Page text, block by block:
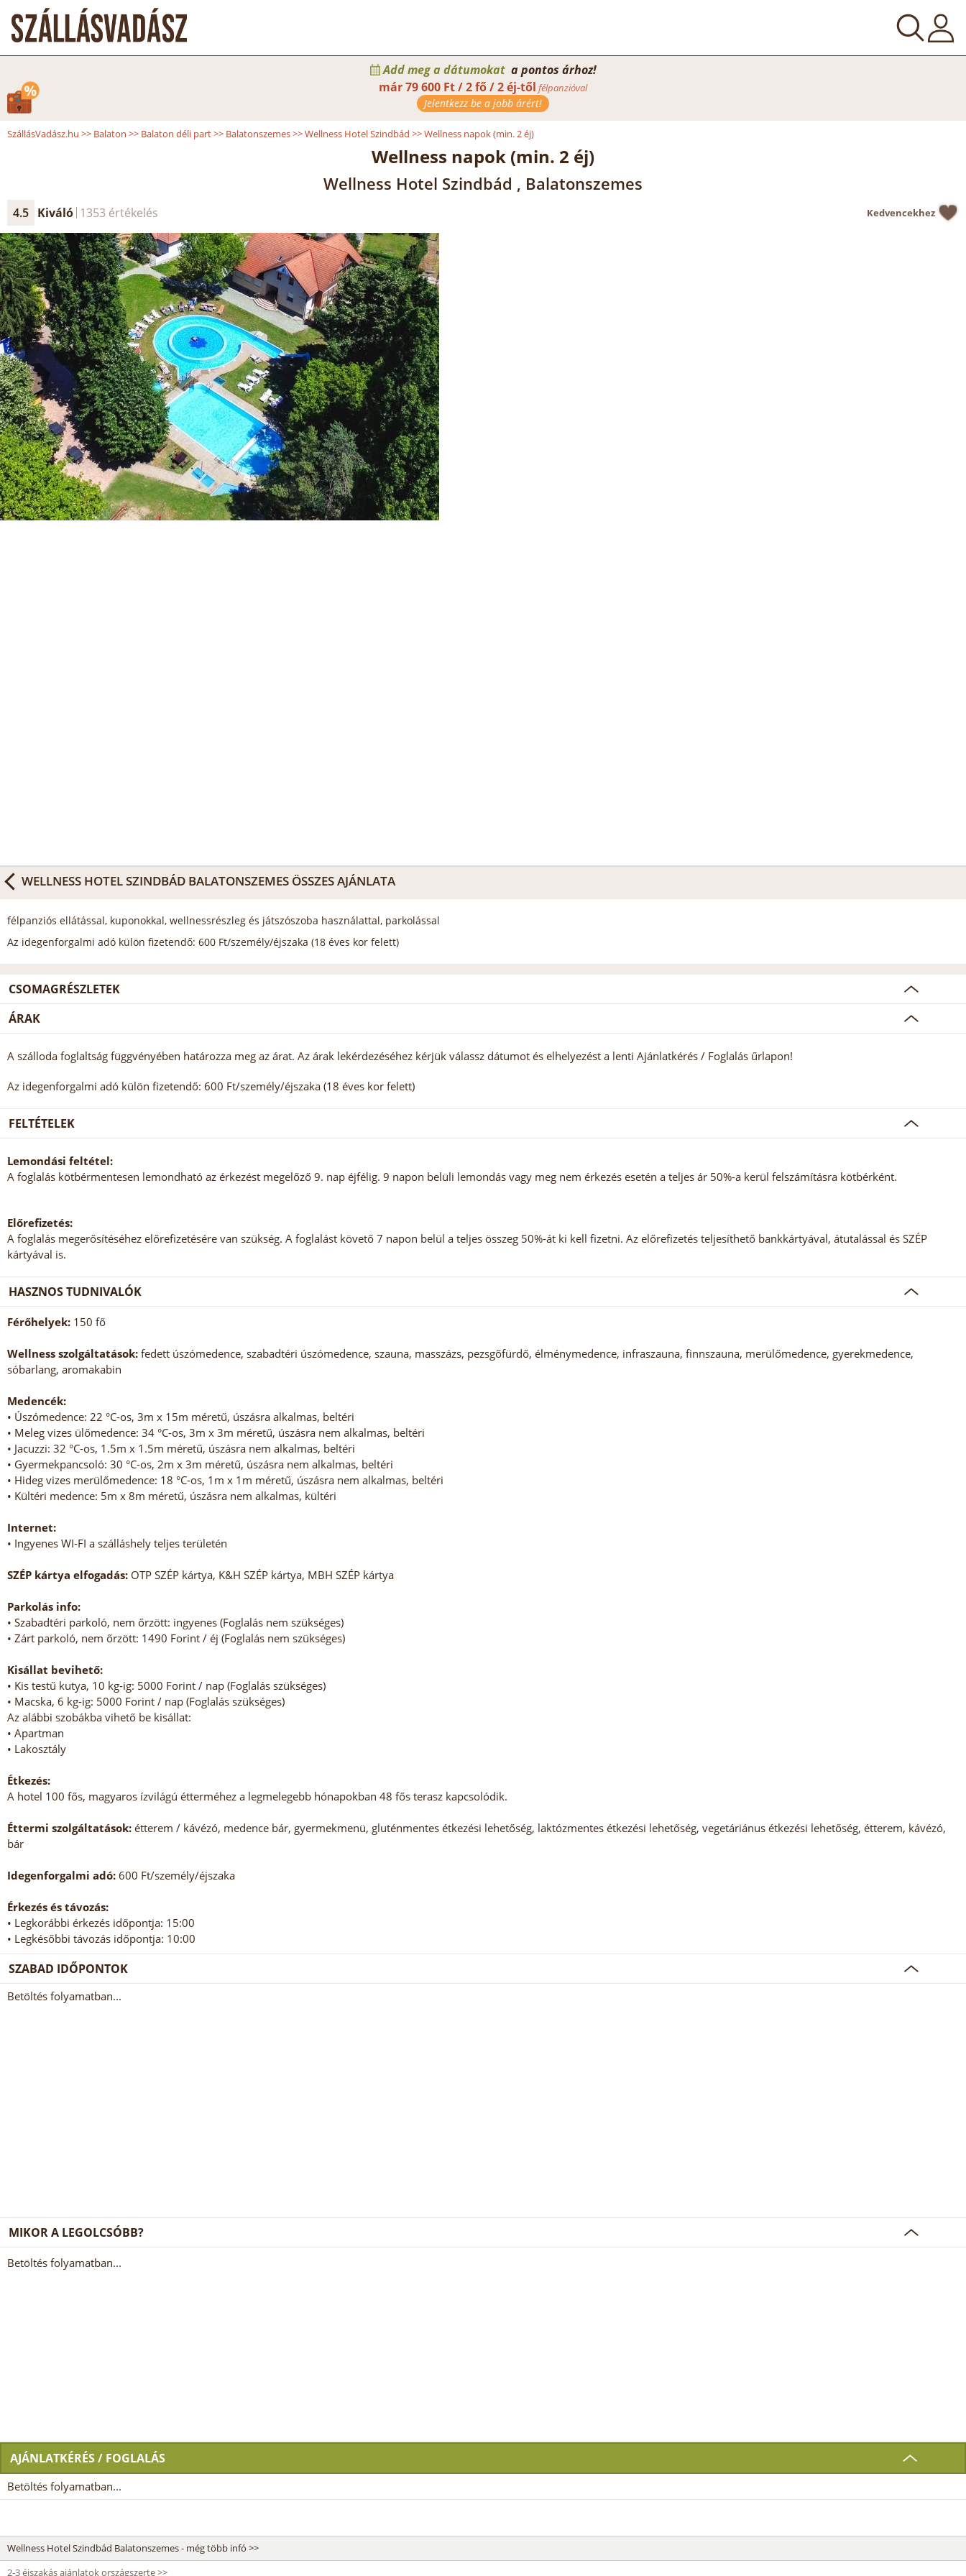
Add meg a dátumokat a pontos árhoz!
már79 600 Ft / 2 fő / 2 éj-től félpanzióval
Jelentkezz be a jobb árért!
SzállásVadász.hu >> Balaton >> Balaton déli part>> Balatonszemes>>Wellness Hotel Szindbád >>Wellness napok (min. 2 éj)
Wellness napok (min. 2 éj)
Wellness Hotel Szindbád , Balatonszemes
4.5 Kiváló 1353 értékelés Kedvencekhez
WELLNESS HOTEL SZINDBÁD BALATONSZEMES ÖSSZES AJÁNLATA
félpanziós ellátással, kuponokkal, wellnessrészleg és játszószoba használattal, parkolással
Az idegenforgalmi adó külön fizetendő: 600 Ft/személy/éjszaka (18 éves kor felett)
CSOMAGRÉSZLETEK
ÁRAK
A szálloda foglaltság függvényében határozza meg az árat. Az árak lekérdezéséhez kérjük válassz dátumot és elhelyezést a lenti Ajánlatkérés / Foglalás űrlapon!
Az idegenforgalmi adó külön fizetendő: 600 Ft/személy/éjszaka (18 éves kor felett)
FELTÉTELEK
Lemondási feltétel:
A foglalás kötbérmentesen lemondható az érkezést megelőző 9. nap éjfélig. 9 napon belüli lemondás vagy meg nem érkezés esetén a teljes ár 50%-a kerül felszámításra kötbérként.
Előrefizetés:
A foglalás megerősítéséhez előrefizetésére van szükség. A foglalást követő 7 napon belül a teljes összeg 50%-át ki kell fizetni. Az előrefizetés teljesíthető bankkártyával, átutalással és SZÉP
kártyával is.
HASZNOS TUDNIVALÓK
Férőhelyek: 150 fő
Wellness szolgáltatások: fedett úszómedence, szabadtéri úszómedence, szauna, masszázs, pezsgőfürdő, élménymedence, infraszauna, finnszauna, merülőmedence, gyerekmedence,
sóbarlang, aromakabin
Medencék:
• Úszómedence: 22 °C-os, 3m x 15m méretű, úszásra alkalmas, beltéri
• Meleg vizes ülőmedence: 34 °C-os, 3m x 3m méretű, úszásra nem alkalmas, beltéri
• Jacuzzi: 32 °C-os, 1.5m x 1.5m méretű, úszásra nem alkalmas, beltéri
• Gyermekpancsoló: 30 °C-os, 2m x 3m méretű, úszásra nem alkalmas, beltéri
• Hideg vizes merülőmedence: 18 °C-os, 1m x 1m méretű, úszásra nem alkalmas, beltéri
• Kültéri medence: 5m x 8m méretű, úszásra nem alkalmas, kültéri
Internet:
• Ingyenes WI-FI a szálláshely teljes területén
SZÉP kártya elfogadás: OTP SZÉP kártya, K&H SZÉP kártya, MBH SZÉP kártya
Parkolás info:
• Szabadtéri parkoló, nem őrzött: ingyenes (Foglalás nem szükséges)
• Zárt parkoló, nem őrzött: 1490 Forint / éj (Foglalás nem szükséges)
Kisállat bevihető:
• Kis testű kutya, 10 kg-ig: 5000 Forint / nap (Foglalás szükséges)
• Macska, 6 kg-ig: 5000 Forint / nap (Foglalás szükséges)
Az alábbi szobákba vihető be kisállat:
• Apartman
• Lakosztály
Étkezés:
A hotel 100 fős, magyaros ízvilágú étterméhez a legmelegebb hónapokban 48 fős terasz kapcsolódik.
Éttermi szolgáltatások: étterem / kávézó, medence bár, gyermekmenü, gluténmentes étkezési lehetőség, laktózmentes étkezési lehetőség, vegetáriánus étkezési lehetőség, étterem, kávézó,
bár
Idegenforgalmi adó: 600 Ft/személy/éjszaka
Érkezés és távozás:
• Legkorábbi érkezés időpontja: 15:00
• Legkésőbbi távozás időpontja: 10:00
SZABAD IDŐPONTOK
Betöltés folyamatban...
MIKOR A LEGOLCSÓBB?
Betöltés folyamatban...
AJÁNLATKÉRÉS / FOGLALÁS
Betöltés folyamatban...
Wellness Hotel Szindbád Balatonszemes - még több infó >>
2-3 éjszakás ajánlatok országszerte >>